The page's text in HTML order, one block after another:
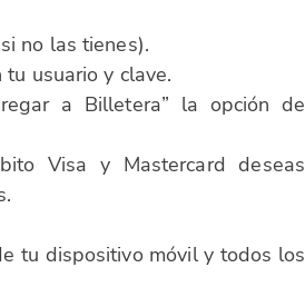
no las tienes).
usuario y clave.
a Billetera” la opción de
Visa y Mastercard deseas
tu dispositivo móvil y todos los